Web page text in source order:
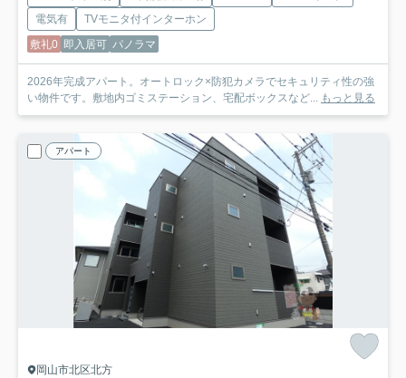
電気有
TVモニタ付インターホン
敷礼0 即入居可 パノラマ
2026年完成アパート。オートロック×防犯カメラでセキュリティ性の強
い物件です。敷地内ゴミステーション、宅配ボックスなど...
もっと見る
アパート
岡山市北区北方